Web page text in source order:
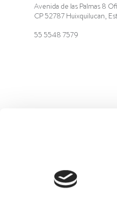
Avenida de las Palmas 8
CP 52787 Huixquilucan,
55 5548 7579